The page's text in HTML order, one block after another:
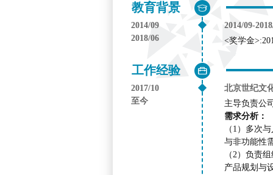

教育背景
2014/09
2018/06
2014/09-
<奖学金

工作经验
2017/10
至今
北京世纪文
主导负责公
需求分析：
（1）多次
与非功能性
（2）负责
产品规划与